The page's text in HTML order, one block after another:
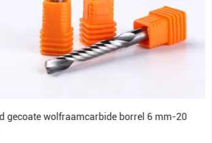
gecoate wolfraamcarbide borrel 6 mm-20